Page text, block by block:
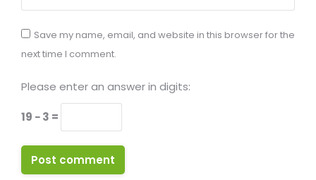
Save my name, email, and website in this browser for the
next time I comment.
Please enter an answer in digits:
19 − 3 =
Post comment